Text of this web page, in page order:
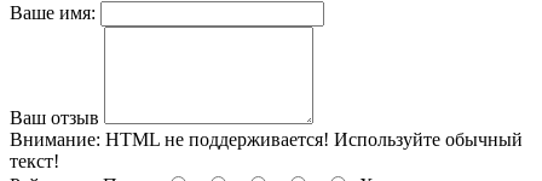
Ваше имя:
Ваш отзыв
Внимание: HTML не поддерживается! Используйте обычный
текст!